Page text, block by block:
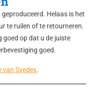
Helaas is het
te ruilen of te retourneren.
goed op dat u de juiste
goed.
van Svedex.